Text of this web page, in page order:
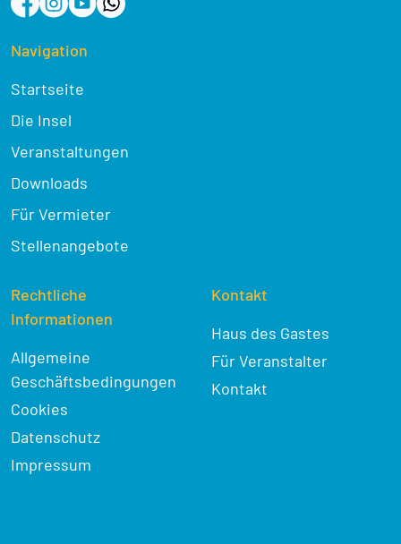
Navigation
Startseite
Die Insel
Veranstaltungen
Downloads
Für Vermieter
Stellenangebote
Rechtliche
Informationen
Allgemeine
Geschäftsbedingungen
Cookies
Datenschutz
Impressum
Kontakt
Haus des Gastes
Für Veranstalter
Kontakt